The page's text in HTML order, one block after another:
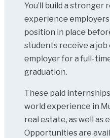
You’ll build a
experience employers
position in place
students receive a
employer for a full-
graduation.
These paid
world experience in
real estate, as well as
Opportunities are